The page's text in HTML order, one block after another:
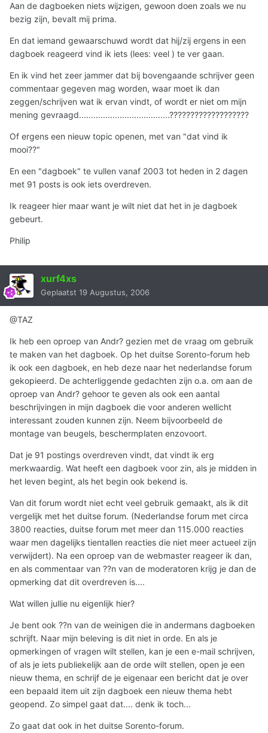
Aan de dagboeken niets wijzigen, gewoon doen zoals we nu
bezig zijn, bevalt mij prima.
En dat iemand gewaarschuwd wordt dat hij/zij ergens in een
dagboek reageerd vind ik iets (lees: veel ) te ver gaan.
En ik vind het zeer jammer dat bij bovengaande schrijver geen
commentaar gegeven mag worden, waar moet ik dan
zeggen/schrijven wat ik ervan vindt, of wordt er niet om mijn
mening gevraagd......................................???????????????????
Of ergens een nieuw topic openen, met van "dat vind ik
mooi??"
En een "dagboek" te vullen vanaf 2003 tot heden in 2 dagen
met 91 posts is ook iets overdreven.
Ik reageer hier maar want je wilt niet dat het in je dagboek
gebeurt.
Philip
xurf4xs
Geplaatst 19 Augustus, 2006
@TAZ
Ik heb een oproep van Andr? gezien met de vraag om gebruik
te maken van het dagboek. Op het duitse Sorento-forum heb
ik ook een dagboek, en heb deze naar het nederlandse forum
gekopieerd. De achterliggende gedachten zijn o.a. om aan de
oproep van Andr? gehoor te geven als ook een aantal
beschrijvingen in mijn dagboek die voor anderen wellicht
interessant zouden kunnen zijn. Neem bijvoorbeeld de
montage van beugels, beschermplaten enzovoort.
Dat je 91 postings overdreven vindt, dat vindt ik erg
merkwaardig. Wat heeft een dagboek voor zin, als je midden in
het leven begint, als het begin ook bekend is.
Van dit forum wordt niet echt veel gebruik gemaakt, als ik dit
vergelijk met het duitse forum. (Nederlandse forum met circa
3800 reacties, duitse forum met meer dan 115.000 reacties
waar men dagelijks tientallen reacties die niet meer actueel zijn
verwijdert). Na een oproep van de webmaster reageer ik dan,
en als commentaar van ??n van de moderatoren krijg je dan de
opmerking dat dit overdreven is....
Wat willen jullie nu eigenlijk hier?
Je bent ook ??n van de weinigen die in andermans dagboeken
schrijft. Naar mijn beleving is dit niet in orde. En als je
opmerkingen of vragen wilt stellen, kan je een e-mail schrijven,
of als je iets publiekelijk aan de orde wilt stellen, open je een
nieuw thema, en schrijf de je eigenaar een bericht dat je over
een bepaald item uit zijn dagboek een nieuw thema hebt
geopend. Zo simpel gaat dat.... denk ik toch...
Zo gaat dat ook in het duitse Sorento-forum.